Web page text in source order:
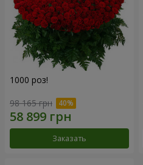
1000 роз!
98 165 грн
Заказать